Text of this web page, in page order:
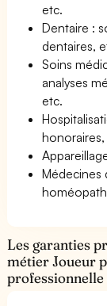
etc.
Dentaire :
dentaires,
Soins
analyses
etc.
Médecines
Les garanties
métier Joueur
professionnelle